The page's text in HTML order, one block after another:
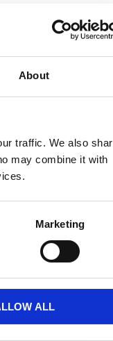
About
traffic. We also
may combine it with
Marketing
ALL
KM